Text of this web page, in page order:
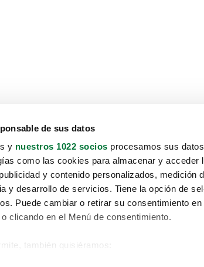
de sus datos
y nuestros 1022 socios procesamos sus
como las cookies para almacenar y
y contenido personalizados, medición
y desarrollo de servicios. Tiene la opción de
Puede cambiar o retirar su consentimiento
clicando en el Menú de consentimiento.
también quisiéramos: